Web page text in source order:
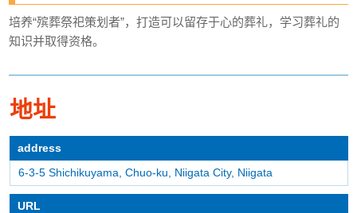
培养“殡葬祭祀策划者”，打造可以留存于心的葬礼，学习葬礼的
知识并取得资格。
地址
address
6-3-5 Shichikuyama, Chuo-ku, Niigata City, Niigata
URL